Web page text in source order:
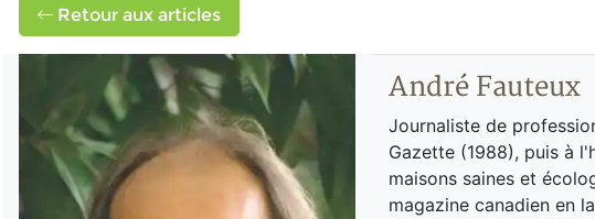
Retour aux articles
André Fauteux
Journaliste de
Gazette (1988), puis à
maisons saines et
magazine canadien en